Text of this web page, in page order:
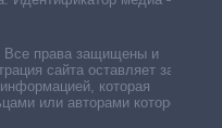
Все права защищены и
сайта оставляет за
которая
или авторами которой